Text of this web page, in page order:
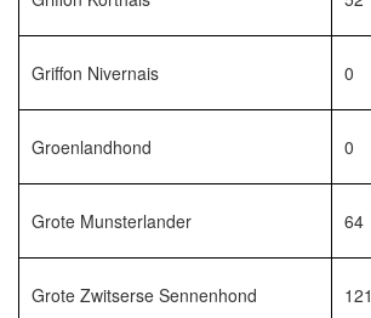
Griffon Nivernais 0
Groenlandhond 0
Grote Munsterlander 64
Grote Zwitserse Sennenhond 121